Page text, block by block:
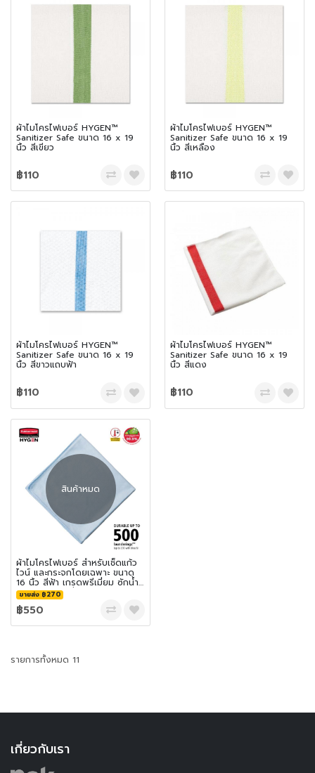
ผ้าไมโครไฟเบอร์ HYGEN™
Sanitizer Safe ขนาด 16 x 19
นิ้ว สีเขียว
฿110
ผ้าไมโครไฟเบอร์ HYGEN™
Sanitizer Safe ขนาด 16 x 19
นิ้ว สีเหลือง
฿110
ผ้าไมโครไฟเบอร์ HYGEN™
Sanitizer Safe ขนาด 16 x 19
นิ้ว สีขาวแถบฟ้า
฿110
ผ้าไมโครไฟเบอร์ HYGEN™
Sanitizer Safe ขนาด 16 x 19
นิ้ว สีแดง
฿110
สินค้าหมด
ผ้าไมโครไฟเบอร์ สำหรับเช็ดแก้ว
ไวน์ และกระจกโดยเฉพาะ ขนาด
16 นิ้ว สีฟ้า เกรดพรีเมี่ยม ซักน้ำ
ร้อน และเข้าเครื่องอบได้ถึง 92°C
ขายส่ง ฿270
฿550
รายการทั้งหมด 11
เกี่ยวกับเรา